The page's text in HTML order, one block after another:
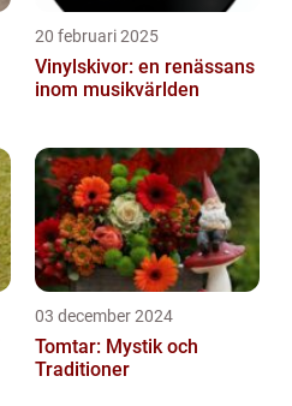
20 februari 2025
Vinylskivor: en renässans
inom musikvärlden
03 december 2024
Tomtar: Mystik och
Traditioner